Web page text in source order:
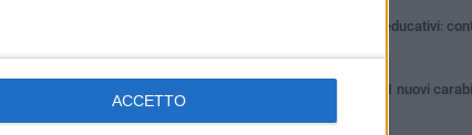
ACCETTO
Centri estivi e servizi educativi:
In Basilicata arrivati 61 nuovi